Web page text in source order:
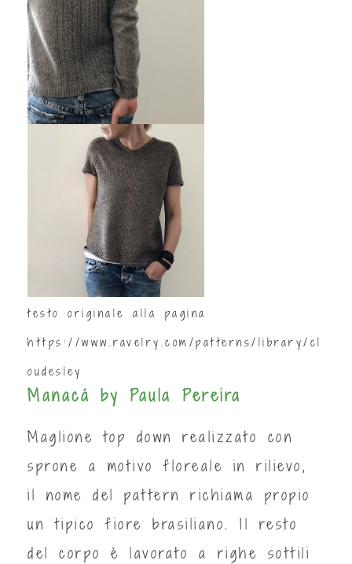
testo originale alla pagina
https://www.ravelry.com/patterns/library/cl
oudesley
Manacá by Paula Pereira
Maglione top down realizzato con
sprone a motivo floreale in rilievo,
il nome del pattern richiama propio
un tipico fiore brasiliano. Il resto
del corpo è lavorato a righe sottili